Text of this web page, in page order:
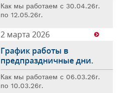
Как мы работаем с 30.04.26г.
по 12.05.26г.
2 марта 2026
График работы в
предпраздничные дни.
Как мы работаем с 06.03.26г.
по 10.03.26г.